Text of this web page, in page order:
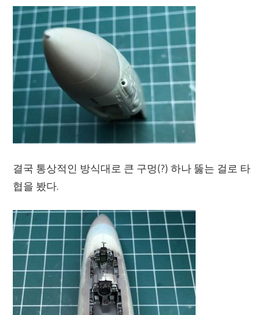
결국 통상적인 방식대로 큰 구멍(?) 하나 뚫는 걸로 타
협을 봤다.